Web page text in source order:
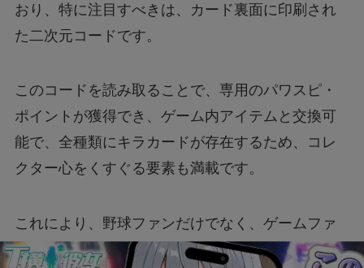
おり、特に注目すべきは、カード裏面に印刷され
た二次元コードです。
このコードを読み取ることで、専用のパワスピ・
ポイントが獲得でき、ゲーム内アイテムと交換可
能で、全種類にキラカードが存在するため、コレ
クター心をくすぐる要素も満載です。
これにより、野球ファンだけでなく、ゲームファ
ンにとっても魅力的な商品となっています。